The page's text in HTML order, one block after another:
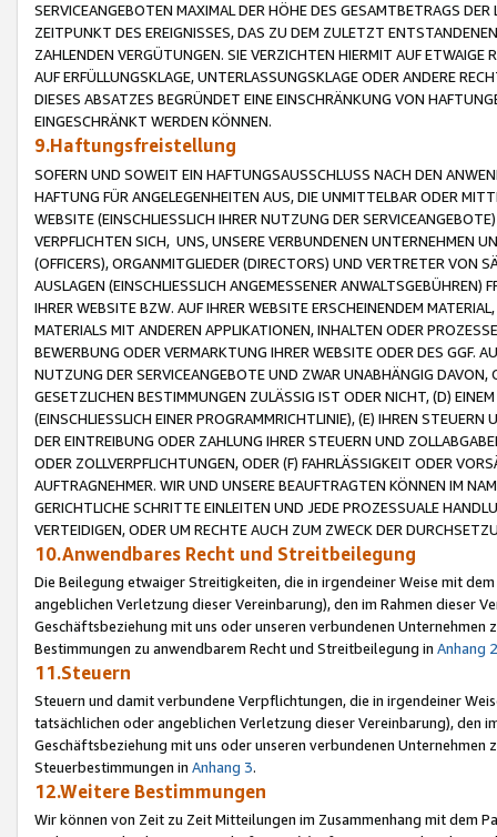
SERVICEANGEBOTEN MAXIMAL DER HÖHE DES GESAMTBETRAGS
ZEITPUNKT DES EREIGNISSES, DAS ZU DEM ZULETZT
ZAHLENDEN VERGÜTUNGEN. SIE VERZICHTEN HIERMIT AUF
AUF ERFÜLLUNGSKLAGE, UNTERLASSUNGSKLAGE ODER ANDERE
DIESES ABSATZES BEGRÜNDET EINE EINSCHRÄNKUNG VON
EINGESCHRÄNKT WERDEN KÖNNEN.
9.Haftungsfreistellung
SOFERN UND SOWEIT EIN HAFTUNGSAUSSCHLUSS NACH DEN
HAFTUNG FÜR ANGELEGENHEITEN AUS, DIE UNMITTELBAR ODER
WEBSITE (EINSCHLIESSLICH IHRER NUTZUNG DER
VERPFLICHTEN SICH, UNS, UNSERE VERBUNDENEN UNTERNEHMEN
(OFFICERS), ORGANMITGLIEDER (DIRECTORS) UND VERTRETER VON
AUSLAGEN (EINSCHLIESSLICH ANGEMESSENER
IHRER WEBSITE BZW. AUF IHRER WEBSITE ERSCHEINENDEM
MATERIALS MIT ANDEREN APPLIKATIONEN, INHALTEN ODER
BEWERBUNG ODER VERMARKTUNG IHRER WEBSITE ODER DES GGF.
NUTZUNG DER SERVICEANGEBOTE UND ZWAR UNABHÄNGIG
GESETZLICHEN BESTIMMUNGEN ZULÄSSIG IST ODER NICHT, (D)
(EINSCHLIESSLICH EINER PROGRAMMRICHTLINIE), (E) IHREN
DER EINTREIBUNG ODER ZAHLUNG IHRER STEUERN UND
ODER ZOLLVERPFLICHTUNGEN, ODER (F) FAHRLÄSSIGKEIT ODER
AUFTRAGNEHMER. WIR UND UNSERE BEAUFTRAGTEN KÖNNEN IM
GERICHTLICHE SCHRITTE EINLEITEN UND JEDE PROZESSUALE
VERTEIDIGEN, ODER UM RECHTE AUCH ZUM ZWECK DER
10.Anwendbares Recht und Streitbeilegung
Die Beilegung etwaiger Streitigkeiten, die in irgendeiner Weise mit
angeblichen Verletzung dieser Vereinbarung), den im Rahmen dieser
Geschäftsbeziehung mit uns oder unseren verbundenen
Bestimmungen zu anwendbarem Recht und Streitbeilegung in Anhang 2
11.Steuern
Steuern und damit verbundene Verpflichtungen, die in irgendeiner
tatsächlichen oder angeblichen Verletzung dieser Vereinbarung), den
Geschäftsbeziehung mit uns oder unseren verbundenen
Steuerbestimmungen in Anhang 3.
12.Weitere Bestimmungen
Wir können von Zeit zu Zeit Mitteilungen im Zusammenhang mit dem